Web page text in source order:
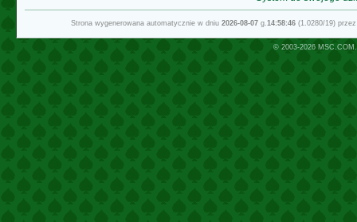
Strona wygenerowana automatycznie w dniu 2026-08-07g.14:58:46(1.0280/19)
© 2003-2026